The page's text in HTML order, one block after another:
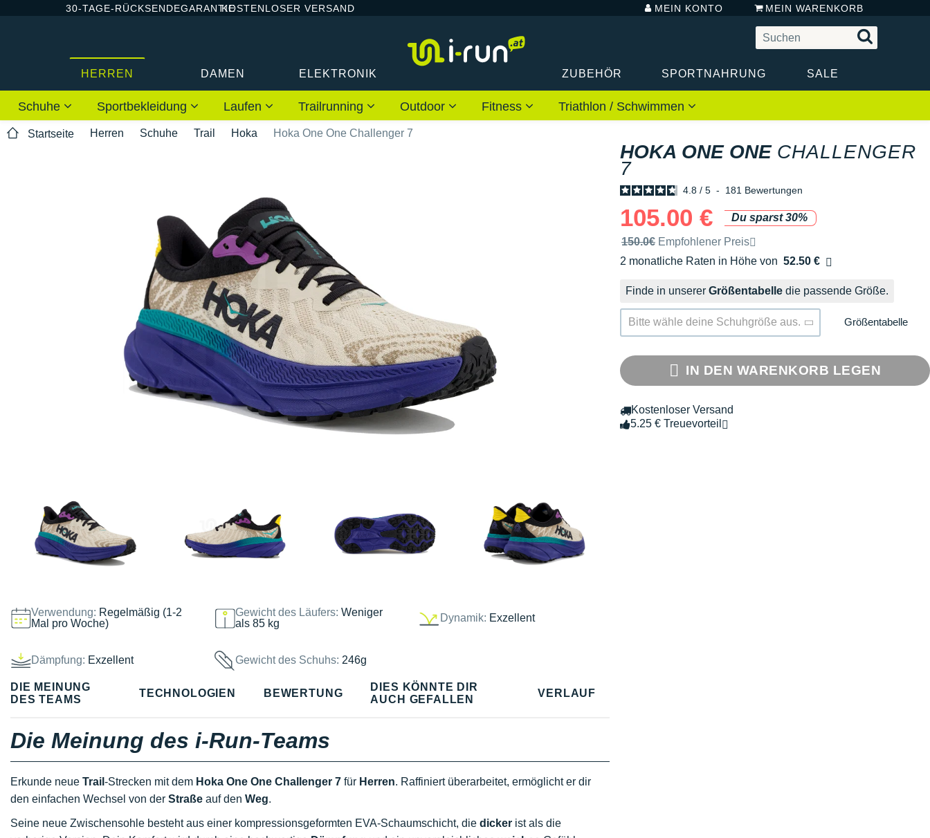
30-TAGE-RÜCKSENDEGARANTIEKOSTENLOSER VERSAND MEIN KONTO MEIN WARENKORB
HERREN DAMEN ELEKTRONIK ZUBEHÖR SPORTNAHRUNG SALE
Schuhe Sportbekleidung Laufen Trailrunning Outdoor Fitness Triathlon / Schwimmen
Startseite Herren Schuhe Trail Hoka Hoka One One Challenger 7
Verwendung: Regelmäßig (1-2
Mal pro Woche)
Gewicht des Läufers:Weniger
als 85 kg
Dynamik: Exzellent
Dämpfung: Exzellent Gewicht des Schuhs: 246g
HOKA ONE ONE CHALLENGER
7
4.8 / 5 - 181 Bewertungen
105.00 €
Du sparst 30%
Unverbindliche Preisempfehlung der Marke
150.0€ Empfohlener Preis
2 monatliche Raten in Höhe von 52.50 €
Ohne Zusatzkosten
Finde in unserer Größentabelle die passende Größe.
Bitte wähle deine Schuhgröße aus. Größentabelle
IN DEN WARENKORB LEGEN
Kostenloser Versand
5.25 € Treuevorteil
DIE MEINUNG
DES TEAMS
TECHNOLOGIEN BEWERTUNG
DIES KÖNNTE DIR
AUCH GEFALLEN
VERLAUF
Die Meinung des i-Run-Teams
Erkunde neue Trail -Strecken mit dem Hoka One One Challenger 7 für Herren. Raffiniert überarbeitet, ermöglicht er dir
den einfachen Wechsel von der Straße auf den Weg.
Seine neue Zwischensohle besteht aus einer kompressionsgeformten EVA-Schaumschicht, die dicker ist als die